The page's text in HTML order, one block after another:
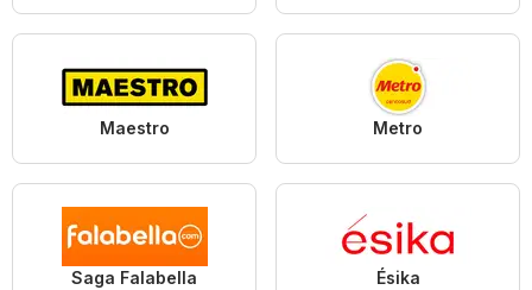
Maestro Metro
Saga Falabella Ésika